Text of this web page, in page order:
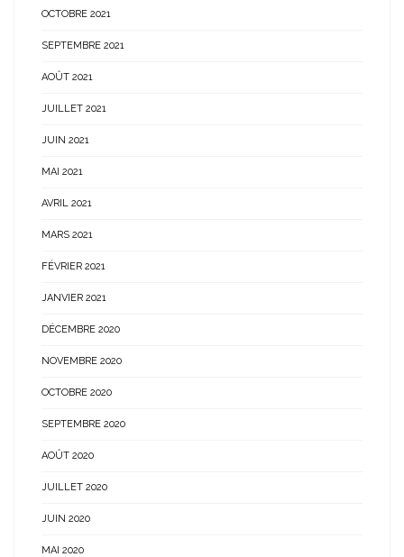
OCTOBRE 2021
SEPTEMBRE 2021
AOÛT 2021
JUILLET 2021
JUIN 2021
MAI 2021
AVRIL 2021
MARS 2021
FÉVRIER 2021
JANVIER 2021
DÉCEMBRE 2020
NOVEMBRE 2020
OCTOBRE 2020
SEPTEMBRE 2020
AOÛT 2020
JUILLET 2020
JUIN 2020
MAI 2020